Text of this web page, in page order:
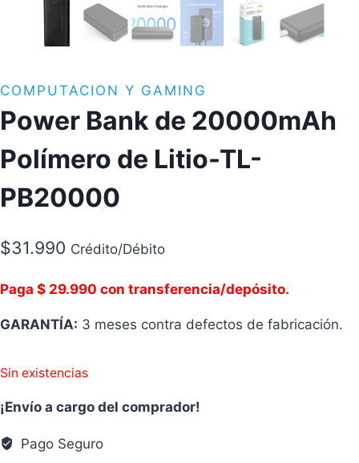
COMPUTACION Y GAMING
Power Bank de 20000mAh
Polímero de Litio-TL-
PB20000
$31.990 Crédito/Débito
Paga $ 29.990 con transferencia/depósito.
GARANTÍA: 3 meses contra defectos de fabricación.
Sin existencias
¡Envío a cargo del comprador!
Pago Seguro